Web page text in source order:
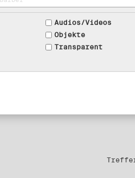
Audios/Videos
Objekte
Transparent